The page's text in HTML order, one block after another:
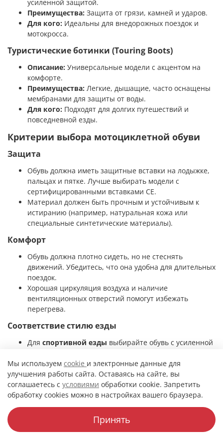
усиленной защитой.
Преимущества: Защита от грязи, камней и ударов.
Для кого: Идеальны для внедорожных поездок и
мотокросса.
Туристические ботинки (Touring Boots)
Описание: Универсальные модели с акцентом на
комфорте.
Преимущества: Легкие, дышащие, часто оснащены
мембранами для защиты от воды.
Для кого: Подходят для долгих путешествий и
повседневной езды.
Критерии выбора мотоциклетной обуви
Защита
Обувь должна иметь защитные вставки на лодыжке,
пальцах и пятке. Лучше выбирать модели с
сертифицированными вставками CE.
Материал должен быть прочным и устойчивым к
истиранию (например, натуральная кожа или
специальные синтетические материалы).
Комфорт
Обувь должна плотно сидеть, но не стеснять
движений. Убедитесь, что она удобна для длительных
поездок.
Хорошая циркуляция воздуха и наличие
вентиляционных отверстий помогут избежать
перегрева.
Соответствие стилю езды
Для спортивной езды выбирайте обувь с усиленной
Длятуристических поездокподойдут легкие и
дышащие модели с мембраной.
Длягородской ездыможно рассмотреть
универсальные ботинки, которые сочетают защиту и
стиль.
Водонепроницаемость
Мы используем cookie и электронные данные для
улучшения работы сайта. Оставаясь на сайте, вы
соглашаетесь с условиями обработки cookie. Запретить
обработку cookies можно в настройках вашего браузера.
Принять